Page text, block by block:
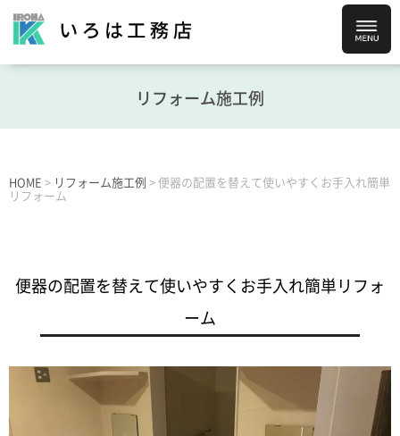
リフォーム施工例
HOME > リフォーム施工例 > 便器の配置を替えて使いやすくお手入れ簡単
リフォーム
便器の配置を替えて使いやすくお手入れ簡単リフォ
ーム